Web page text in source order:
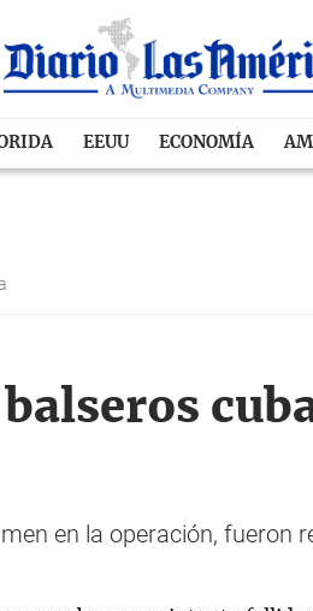
EEUU ECONOMÍA
en la operación, fueron